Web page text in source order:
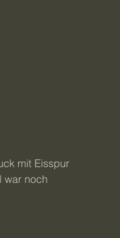
mit Eisspur
war noch